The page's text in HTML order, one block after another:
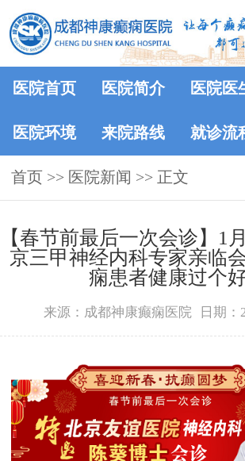
医院首页 医院简介 医院医
医院环境 来院路线 就诊流
首页 >> 医院新闻 >> 正文
【春节前最后一次会诊】1
京三甲神经内科专家亲临
痫患者健康过个
来源：成都神康癫痫医院 日期：